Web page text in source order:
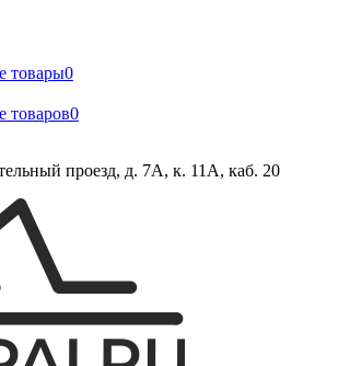
товары0
товаров0
проезд, д. 7А, к. 11А, каб. 20